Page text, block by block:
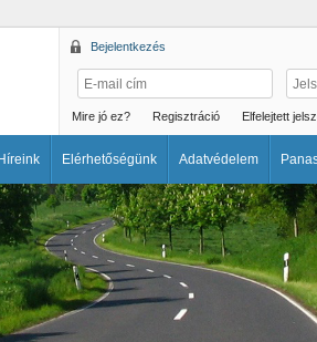
Bejelentkezés
Mire jó ez? Regisztráció Elfelejtett
Híreink Elérhetőségünk Adatvédelem